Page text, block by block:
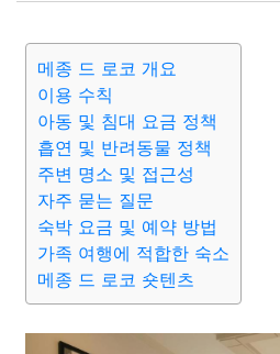
메종 드 로코 개요
이용 수칙
아동 및 침대 요금 정책
흡연 및 반려동물 정책
주변 명소 및 접근성
자주 묻는 질문
숙박 요금 및 예약 방법
가족 여행에 적합한 숙소
메종 드 로코 숏텐츠